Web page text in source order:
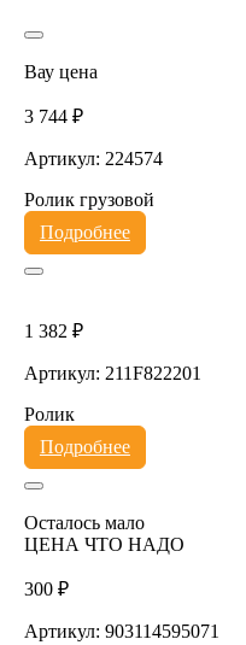
Вау цена
3 744 ₽
Артикул: 224574
Ролик грузовой
Подробнее
1 382 ₽
Артикул: 211F822201
Ролик
Подробнее
Осталось мало
ЦЕНА ЧТО НАДО
300 ₽
Артикул: 903114595071